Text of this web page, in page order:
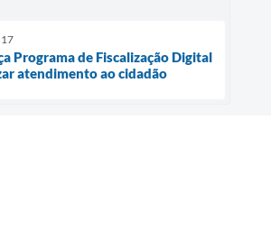
Programa de Fiscalização Digital
atendimento ao cidadão